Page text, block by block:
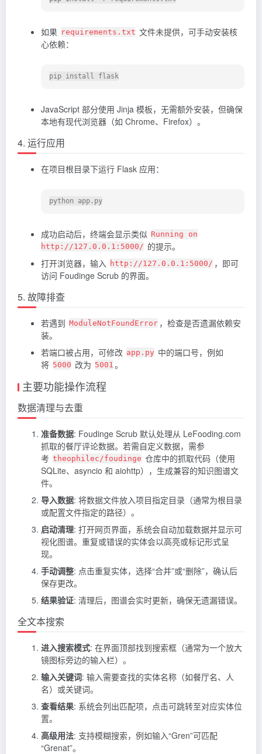
如果 requirements.txt 文件未提供，可手动安装核
心依赖：
JavaScript 部分使用 Jinja 模板，无需额外安装，但确保
本地有现代浏览器（如 Chrome、Firefox）。
4. 运行应用
在项目根目录下运行 Flask 应用：
成功启动后，终端会显示类似 Running on
http://127.0.0.1:5000/ 的提示。
打开浏览器，输入
http://127.0.0.1:5000/ ，即可
访问 Foudinge Scrub 的界面。
5. 故障排查
若遇到 ModuleNotFoundError ，检查是否遗漏依赖安
装。
若端口被占用，可修改 app.py 中的端口号，例如
将 5000 改为 5001 。
主要功能操作流程
数据清理与去重
准备数据: Foudinge Scrub 默认处理从 LeFooding.com
抓取的餐厅评论数据。若需自定义数据，需参
考 theophilec/foudinge 仓库中的抓取代码（使用
SQLite、asyncio 和 aiohttp），生成兼容的知识图谱文
件。
导入数据: 将数据文件放入项目指定目录（通常为根目录
或配置文件指定的路径）。
启动清理: 打开网页界面，系统会自动加载数据并显示可
视化图谱。重复或错误的实体会以高亮或标记形式呈
现。
手动调整: 点击重复实体，选择“合并”或“删除”，确认后
保存更改。
结果验证: 清理后，图谱会实时更新，确保无遗漏错误。
全文本搜索
进入搜索模式: 在界面顶部找到搜索框（通常为一个放大
镜图标旁边的输入栏）。
输入关键词: 输入需要查找的实体名称（如餐厅名、人
名）或关键词。
查看结果: 系统会列出匹配项，点击可跳转至对应实体位
置。
高级用法: 支持模糊搜索，例如输入“Gren”可匹配
“Grenat”。